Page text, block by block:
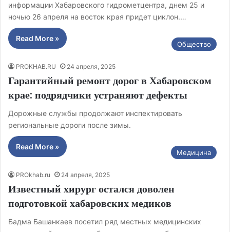
информации Хабаровского гидрометцентра, днем 25 и
ночью 26 апреля на восток края придет циклон.…
Read More »
Общество
PROKHAB.RU 24 апреля, 2025
Гарантийный ремонт дорог в Хабаровском
крае: подрядчики устраняют дефекты
Дорожные службы продолжают инспектировать
региональные дороги после зимы.
Read More »
Медицина
PROkhab.ru 24 апреля, 2025
Известный хирург остался доволен
подготовкой хабаровских медиков
Бадма Башанкаев посетил ряд местных медицинских